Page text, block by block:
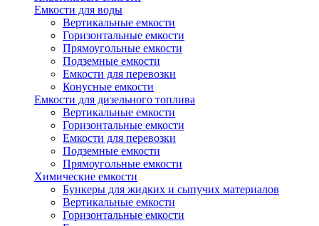
Емкости для воды
Вертикальные емкости
Горизонтальные емкости
Прямоугольные емкости
Подземные емкости
Емкости для перевозки
Конусные емкости
Емкости для дизельного топлива
Вертикальные емкости
Горизонтальные емкости
Емкости для перевозки
Подземные емкости
Прямоугольные емкости
Химические емкости
Бункеры для жидких и сыпучих материалов
Вертикальные емкости
Горизонтальные емкости